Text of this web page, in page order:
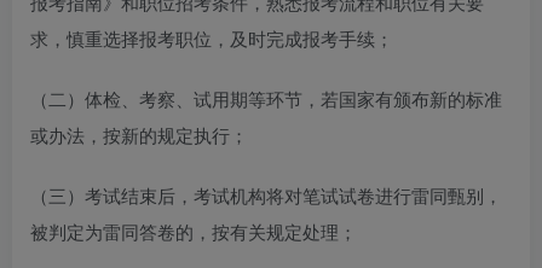
求，慎重选择报考职位，及时完成报考手续；
（二）体检、考察、试用期等环节，若国家有颁布新的标准
或办法，按新的规定执行；
（三）考试结束后，考试机构将对笔试试卷进行雷同甄别，
被判定为雷同答卷的，按有关规定处理；